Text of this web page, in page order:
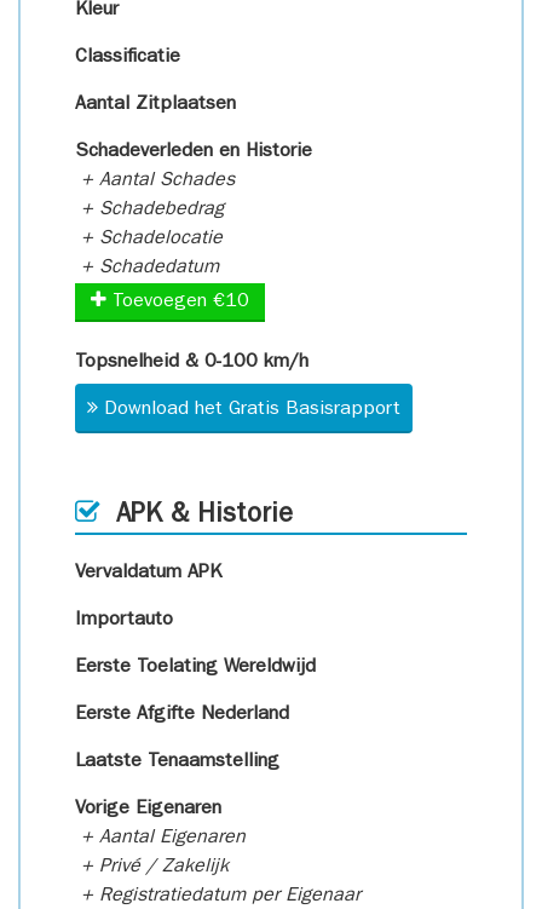
Kleur
Classificatie
Aantal Zitplaatsen
Schadeverleden en Historie
+ Aantal Schades
+ Schadebedrag
+ Schadelocatie
+ Schadedatum
Toevoegen €10
Topsnelheid & 0-100 km/h
Download het Gratis Basisrapport
APK & Historie
Vervaldatum APK
Importauto
Eerste Toelating Wereldwijd
Eerste Afgifte Nederland
Laatste Tenaamstelling
Vorige Eigenaren
+ Aantal Eigenaren
+ Privé / Zakelijk
+ Registratiedatum per Eigenaar